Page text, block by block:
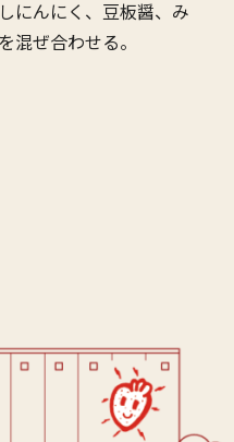
にんにく、豆板醤、み
混ぜ合わせる。